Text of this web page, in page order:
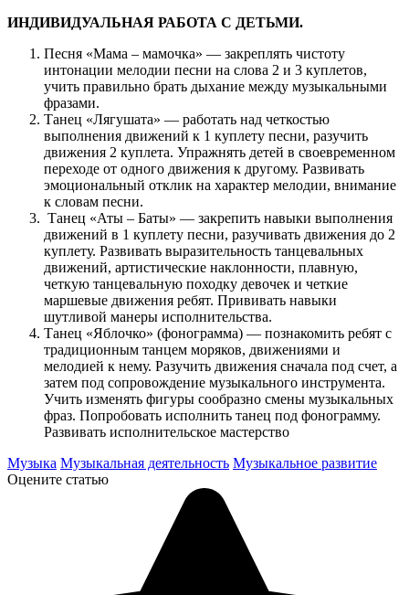
ИНДИВИДУАЛЬНАЯ РАБОТА С ДЕТЬМИ.
Песня «Мама – мамочка» — закреплять чистоту
интонации мелодии песни на слова 2 и 3 куплетов,
учить правильно брать дыхание между музыкальными
фразами.
Танец «Лягушата» — работать над четкостью
выполнения движений к 1 куплету песни, разучить
движения 2 куплета. Упражнять детей в своевременном
переходе от одного движения к другому. Развивать
эмоциональный отклик на характер мелодии, внимание
к словам песни.
Танец «Аты – Баты» — закрепить навыки выполнения
движений в 1 куплету песни, разучивать движения до 2
куплету. Развивать выразительность танцевальных
движений, артистические наклонности, плавную,
четкую танцевальную походку девочек и четкие
маршевые движения ребят. Прививать навыки
шутливой манеры исполнительства.
Танец «Яблочко» (фонограмма) — познакомить ребят с
традиционным танцем моряков, движениями и
мелодией к нему. Разучить движения сначала под счет, а
затем под сопровождение музыкального инструмента.
Учить изменять фигуры сообразно смены музыкальных
фраз. Попробовать исполнить танец под фонограмму.
Развивать исполнительское мастерство
Музыка Музыкальная деятельность Музыкальное развитие
Оцените статью